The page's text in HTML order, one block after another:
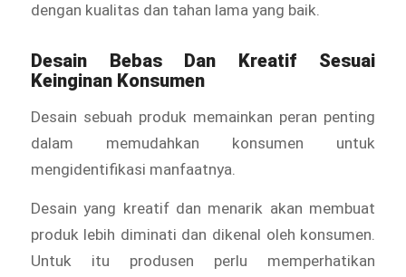
dengan kualitas dan tahan lama yang baik.
Desain Bebas Dan Kreatif Sesuai
Keinginan Konsumen
Desain sebuah produk memainkan peran penting
dalam memudahkan konsumen untuk
mengidentifikasi manfaatnya.
Desain yang kreatif dan menarik akan membuat
produk lebih diminati dan dikenal oleh konsumen.
Untuk itu produsen perlu memperhatikan